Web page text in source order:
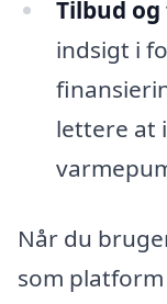
Tilbud
indsigt i
lettere at
Når du
som